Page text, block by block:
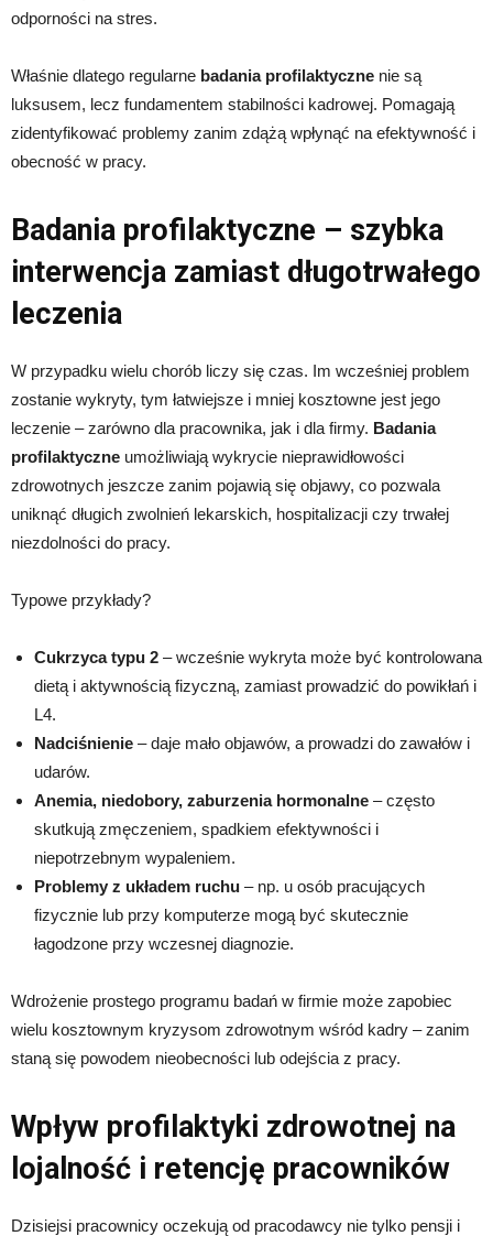
odporności na stres.
Właśnie dlatego regularne badania profilaktyczne nie są
luksusem, lecz fundamentem stabilności kadrowej. Pomagają
zidentyfikować problemy zanim zdążą wpłynąć na efektywność i
obecność w pracy.
Badania profilaktyczne – szybka
interwencja zamiast długotrwałego
leczenia
W przypadku wielu chorób liczy się czas. Im wcześniej problem
zostanie wykryty, tym łatwiejsze i mniej kosztowne jest jego
leczenie – zarówno dla pracownika, jak i dla firmy. Badania
profilaktyczne umożliwiają wykrycie nieprawidłowości
zdrowotnych jeszcze zanim pojawią się objawy, co pozwala
uniknąć długich zwolnień lekarskich, hospitalizacji czy trwałej
niezdolności do pracy.
Typowe przykłady?
Cukrzyca typu 2 – wcześnie wykryta może być kontrolowana
dietą i aktywnością fizyczną, zamiast prowadzić do powikłań i
L4.
Nadciśnienie – daje mało objawów, a prowadzi do zawałów i
udarów.
Anemia, niedobory, zaburzenia hormonalne – często
skutkują zmęczeniem, spadkiem efektywności i
niepotrzebnym wypaleniem.
Problemy z układem ruchu – np. u osób pracujących
fizycznie lub przy komputerze mogą być skutecznie
łagodzone przy wczesnej diagnozie.
Wdrożenie prostego programu badań w firmie może zapobiec
wielu kosztownym kryzysom zdrowotnym wśród kadry – zanim
staną się powodem nieobecności lub odejścia z pracy.
Wpływ profilaktyki zdrowotnej na
lojalność i retencję pracowników
Dzisiejsi pracownicy oczekują od pracodawcy nie tylko pensji i